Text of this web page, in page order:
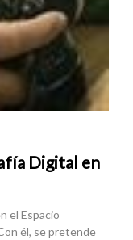
Digital en
el Espacio
él, se pretende